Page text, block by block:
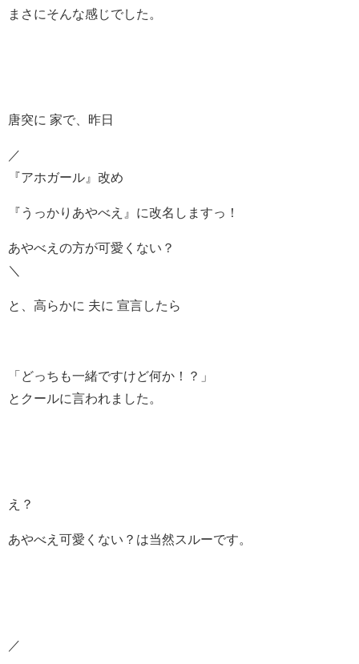
まさにそんな感じでした。
唐突に 家で、昨日
／
『アホガール』改め
『うっかりあやべえ』に改名しますっ！
あやべえの方が可愛くない？
＼
と、高らかに 夫に 宣言したら
「どっちも一緒ですけど何か！？」
とクールに言われました。
え？
あやべえ可愛くない？は当然スルーです。
／